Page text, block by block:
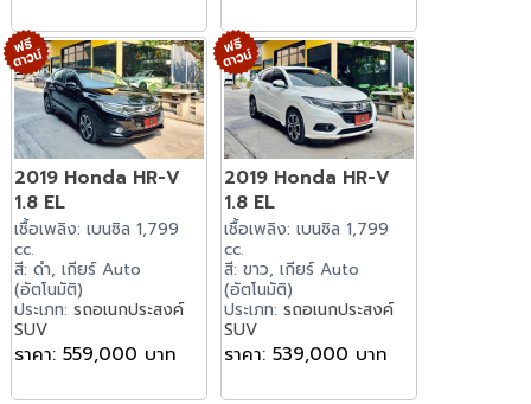
2019 Honda HR-V
1.8 EL
เชื้อเพลิง: เบนซิล 1,799
cc.
สี: ดำ, เกียร์ Auto
(อัตโนมัติ)
ประเภท:รถอเนกประสงค์
SUV
ราคา: 559,000 บาท
2019 Honda HR-V
1.8 EL
เชื้อเพลิง: เบนซิล 1,799
cc.
สี: ขาว, เกียร์ Auto
(อัตโนมัติ)
ประเภท: รถอเนกประสงค์
SUV
ราคา: 539,000 บาท